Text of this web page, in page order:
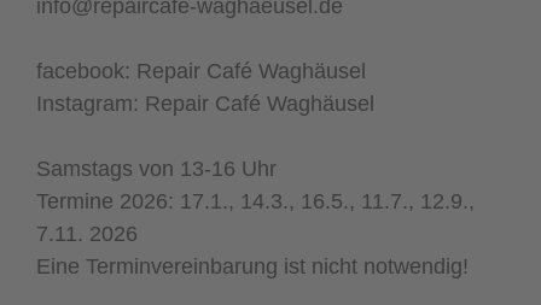
info@repaircafe-waghaeusel.de
facebook: Repair Café Waghäusel
Instagram: Repair Café Waghäusel
Samstags von 13-16 Uhr
Termine 2026: 17.1., 14.3., 16.5., 11.7., 12.9.,
7.11. 2026
Eine Terminvereinbarung ist nicht notwendig!